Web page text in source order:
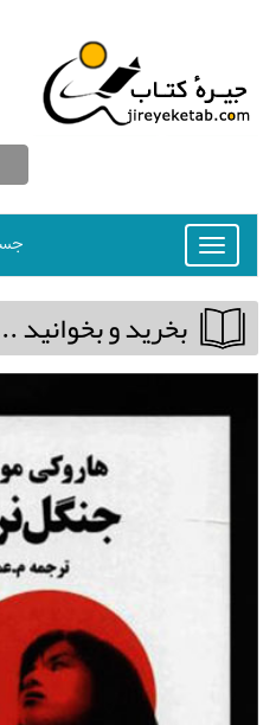
Toggle
navigation
بخريد و بخوانيد